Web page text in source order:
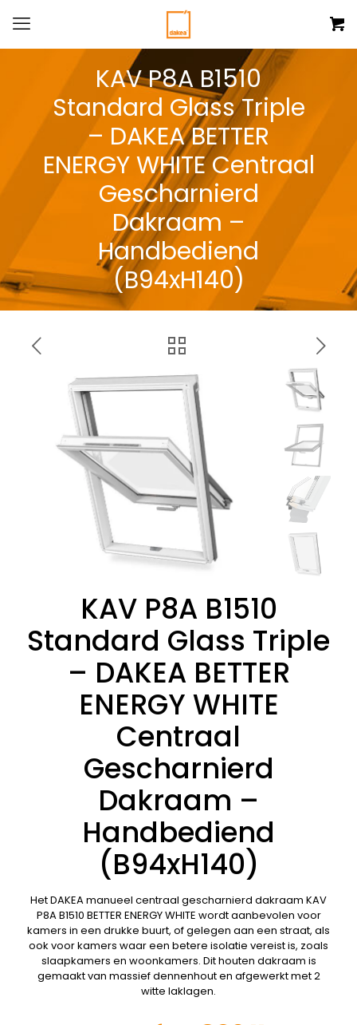
KAV P8A B1510
Standard Glass Triple
– DAKEA BETTER
ENERGY WHITE Centraal
Gescharnierd
Dakraam –
Handbediend
(B94xH140)
KAV P8A B1510
Standard Glass Triple
– DAKEA BETTER
ENERGY WHITE
Centraal
Gescharnierd
Dakraam –
Handbediend
(B94xH140)
Het DAKEA manueel centraal gescharnierd dakraam KAV
P8A B1510 BETTER ENERGY WHITE wordt aanbevolen voor
kamers in een drukke buurt, of gelegen aan een straat, als
ook voor kamers waar een betere isolatie vereist is, zoals
slaapkamers en woonkamers. Dit houten dakraam is
gemaakt van massief dennenhout en afgewerkt met 2
witte laklagen.